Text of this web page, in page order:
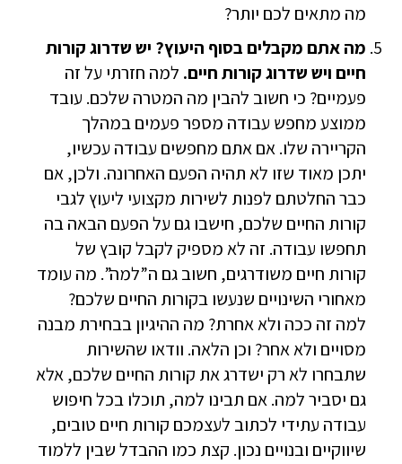
מה מתאים לכם יותר?
מה אתם מקבלים בסוף היעוץ? יש שדרוג קורות
חיים ויש שדרוג קורות חיים. למה חזרתי על זה
פעמיים? כי חשוב להבין מה המטרה שלכם. עובד
ממוצע מחפש עבודה מספר פעמים במהלך
הקריירה שלו. אם אתם מחפשים עבודה עכשיו,
יתכן מאוד שזו לא תהיה הפעם האחרונה. ולכן, אם
כבר החלטתם לפנות לשירות מקצועי ליעוץ לגבי
קורות החיים שלכם, חישבו גם על הפעם הבאה בה
תחפשו עבודה. זה לא מספיק לקבל קובץ של
קורות חיים משודרגים, חשוב גם ה”למה”. מה עומד
מאחורי השינויים שנעשו בקורות החיים שלכם?
למה זה ככה ולא אחרת? מה ההיגיון בבחירת מבנה
מסויים ולא אחר? וכן הלאה. וודאו שהשירות
שתבחרו לא רק ישדרג את קורות החיים שלכם, אלא
גם יסביר למה. אם תבינו למה, תוכלו בכל חיפוש
עבודה עתידי לכתוב לעצמכם קורות חיים טובים,
שיווקיים ובנויים נכון. קצת כמו ההבדל שבין ללמוד